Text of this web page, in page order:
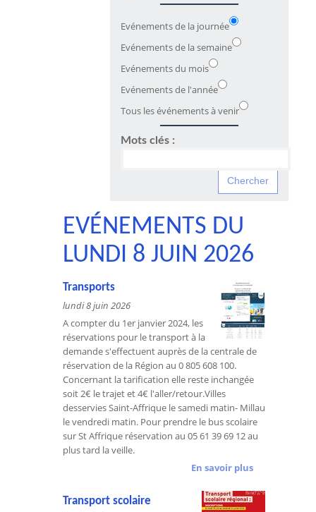
Evénements de la journée
Evénements de la semaine
Evénements du mois
Evénements de l'année
Tous les événements à venir
Mots clés :
EVÉNEMENTS DU
LUNDI 8 JUIN 2026
Transports
lundi 8 juin 2026
A compter du 1er janvier 2024, les
réservations pour le transport à la
demande s'effectuent auprès de la centrale de
réservation de la Région au 0 805 608 100.
Concernant la tarification elle reste inchangée
soit 2€ le trajet et 4€ l'aller/retour.Villes
desservies Saint-Affrique le samedi matin- Millau
le vendredi matin. Pour prendre le bus scolaire
sur St Affrique réservation au 05 61 39 69 12 au
plus tard la veille.
En savoir plus
Transport scolaire